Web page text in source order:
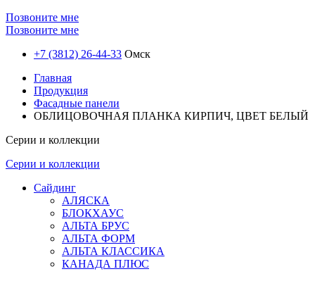
Позвоните мне
Позвоните мне
+7 (3812) 26-44-33 Омск
Главная
Продукция
Фасадные панели
ОБЛИЦОВОЧНАЯ ПЛАНКА КИРПИЧ, ЦВЕТ БЕЛЫЙ
Серии и коллекции
Серии и коллекции
Сайдинг
АЛЯСКА
БЛОКХАУС
АЛЬТА БРУС
АЛЬТА ФОРМ
АЛЬТА КЛАССИКА
КАНАДА ПЛЮС